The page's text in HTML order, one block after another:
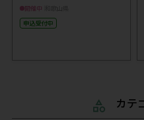
開催中
申込受付中
カテ